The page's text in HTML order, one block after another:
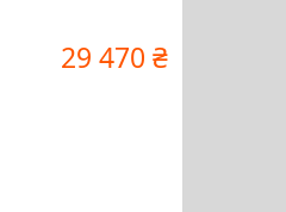
29 470 ₴